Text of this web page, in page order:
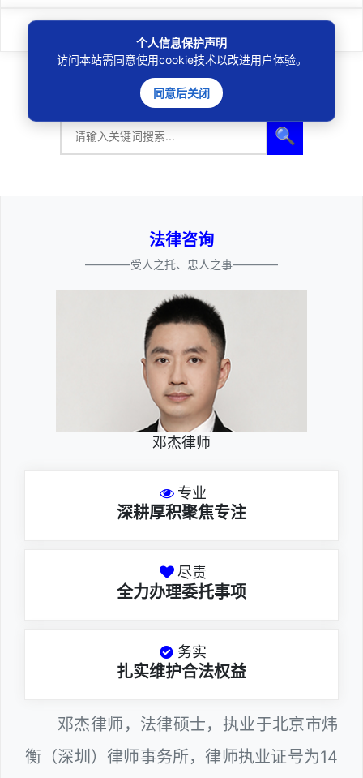
🔍
法律咨询
————受人之托、忠人之事————
邓杰律师
专业
深耕厚积聚焦专注
尽责
全力办理委托事项
务实
扎实维护合法权益
邓杰律师，法律硕士，执业于北京市炜
衡（深圳）律师事务所，律师执业证号为14
个人信息保护声明
访问本站需同意使用cookie技术以改进用户体验。
同意后关闭